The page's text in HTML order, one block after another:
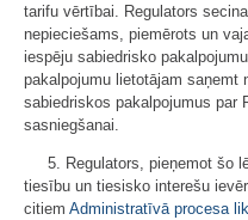
tarifu vērtībai. Regulators
nepieciešams, piemērots un
iespēju sabiedrisko
pakalpojumu lietotājam saņemt
sabiedriskos pakalpojumus par
sasniegšanai.
5. Regulators, pieņemot šo
tiesību un tiesisko interešu
citiem Administratīvā procesa